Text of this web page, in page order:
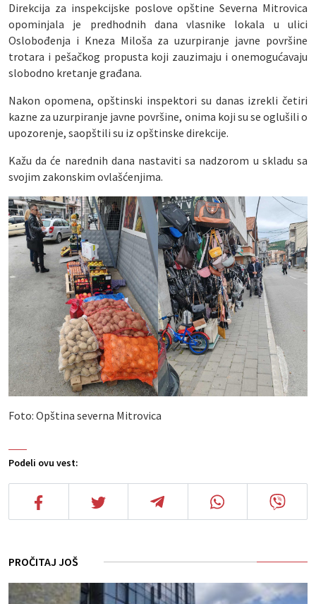
Podeli ovu vest:
Direkcija za inspekcijske poslove opštine Severna Mitrovica
opominjala je predhodnih dana vlasnike lokala u ulici
Oslobođenja i Kneza Miloša za uzurpiranje javne površine
trotara i pešačkog propusta koji zauzimaju i onemogućavaju
slobodno kretanje građana.
Nakon opomena, opštinski inspektori su danas izrekli četiri
kazne za uzurpiranje javne površine, onima koji su se oglušili o
upozorenje, saopštili su iz opštinske direkcije.
Kažu da će narednih dana nastaviti sa nadzorom u skladu sa
svojim zakonskim ovlašćenjima.
Foto: Opština severna Mitrovica
PROČITAJ JOŠ